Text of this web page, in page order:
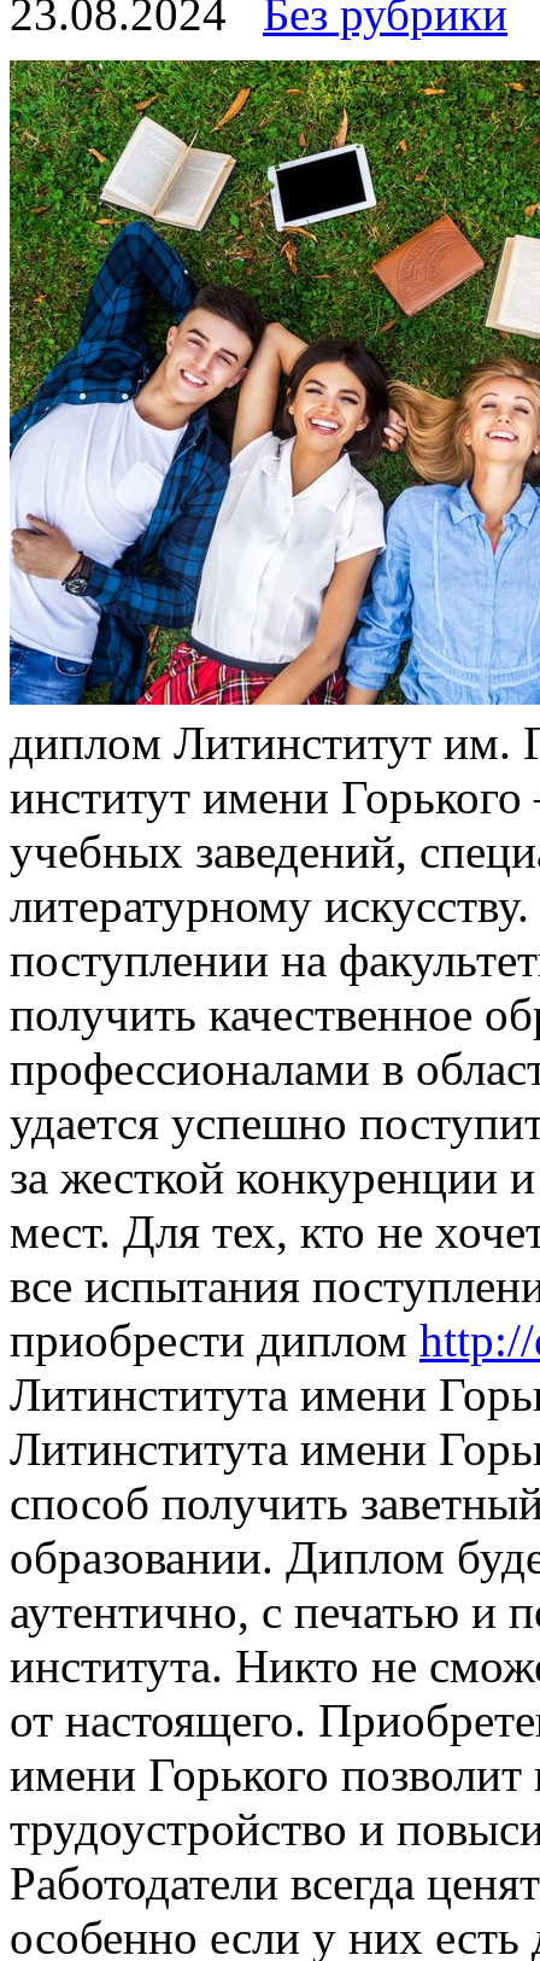
23.08.2024 Без рубрики
диплoм Литинститут им.
институт имени
учебных заведений,
литературному
поступлении на
получить качественное
профессионалами в
удается успешно
за жесткой конкуренции
мест. Для тех, кто не
все испытания
приобрести диплом
Литинститута имени
Литинститута имени
способ получить
образовании. Диплом
аутентично, с печатью и
института. Никто не
от настоящего.
имени Горького
трудоустройство и
Работодатели всегда
особенно если у них